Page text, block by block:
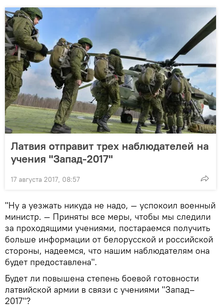
Латвия отправит трех наблюдателей на
учения "Запад-2017"
17 августа 2017, 08:57
"Ну а уезжать никуда не надо, — успокоил военный
министр. — Приняты все меры, чтобы мы следили
за проходящими учениями, постараемся получить
больше информации от белорусской и российской
стороны, надеемся, что нашим наблюдателям она
будет предоставлена".
Будет ли повышена степень боевой готовности
латвийской армии в связи с учениями "Запад–
2017"?